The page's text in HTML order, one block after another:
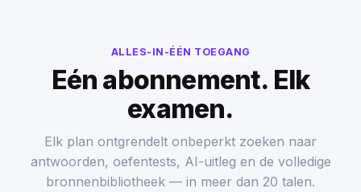
ALLES-IN-ÉÉN TOEGANG
Eén abonnement. Elk
examen.
Elk plan ontgrendelt onbeperkt zoeken naar
antwoorden, oefentests, AI-uitleg en de volledige
bronnenbibliotheek — in meer dan 20 talen.